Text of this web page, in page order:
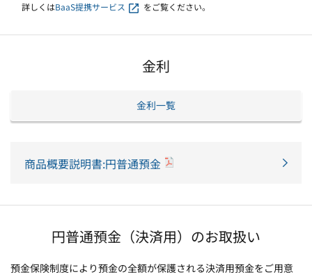
詳しくはBaaS提携サービス をご覧ください。
金利
金利一覧
商品概要説明書:円普通預金
円普通預金（決済用）のお取扱い
預金保険制度により預金の全額が保護される決済用預金をご用意